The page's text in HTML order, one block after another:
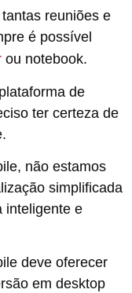
reuniões e
é possível
ou notebook.
de
ter certeza de
não estamos
simplificada
inteligente e
deve oferecer
em desktop